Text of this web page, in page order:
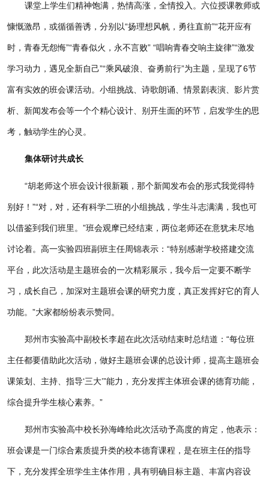
课堂上学生们精神饱满，热情高涨，全情投入。六位授课教师或
慷慨激昂，或循循善诱，分别以“扬理想风帆，勇往直前”“花开应有
时，青春无怨悔”“青春似火，永不言败” “唱响青春交响主旋律”“激发
学习动力，遇见全新自己”“乘风破浪、奋勇前行”为主题，呈现了6节
富有实效的班会课活动。小组挑战、诗歌朗诵、情景剧表演、影片赏
析、新闻发布会等一个个精心设计、别开生面的环节，启发学生的思
考，触动学生的心灵。
集体研讨共成长
“胡老师这个班会设计很新颖，那个新闻发布会的形式我觉得特
别好！”“对，对，还有科学二班的小组挑战，学生斗志满满，我也可
以借鉴到我们班里。”班会观摩已经结束，两位老师还在意犹未尽地
讨论着。高一实验四班副班主任周锦表示：“特别感谢学校搭建交流
平台，此次活动是主题班会的一次精彩展示，我今后一定要不断学
习，成长自己，加深对主题班会课的研究力度，真正发挥好它的育人
功能。”大家都纷纷表示赞同。
郑州市实验高中副校长李超在此次活动结束时总结道：“每位班
主任都要借助此次活动，做好主题班会课的总设计师，提高主题班会
课策划、主持、指导‘三大’”能力，充分发挥主体班会课的德育功能，
综合提升学生核心素养。”
郑州市实验高中校长孙海峰给此次活动予高度的肯定，他表示：
班会课是一门综合素质提升类的校本德育课程，是在班主任的指导
下，充分发挥全班学生主体作用，具有明确目标主题、丰富内容设